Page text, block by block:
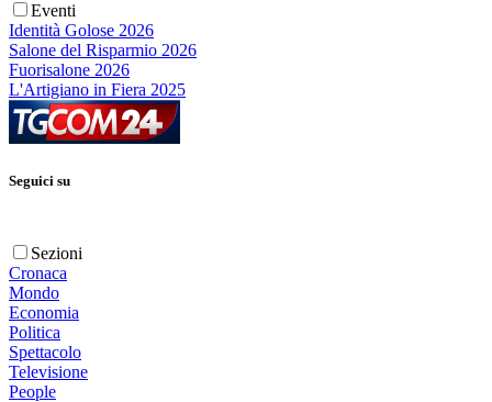
Eventi
Identità Golose 2026
Salone del Risparmio 2026
Fuorisalone 2026
L'Artigiano in Fiera 2025
Seguici su
Sezioni
Cronaca
Mondo
Economia
Politica
Spettacolo
Televisione
People